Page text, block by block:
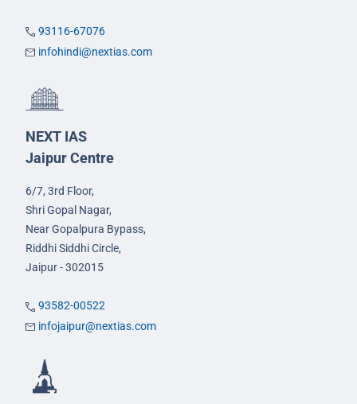
93116-67076
infohindi@nextias.com
NEXT IAS
Jaipur Centre
6/7, 3rd Floor,
Shri Gopal Nagar,
Near Gopalpura Bypass,
Riddhi Siddhi Circle,
Jaipur - 302015
93582-00522
infojaipur@nextias.com